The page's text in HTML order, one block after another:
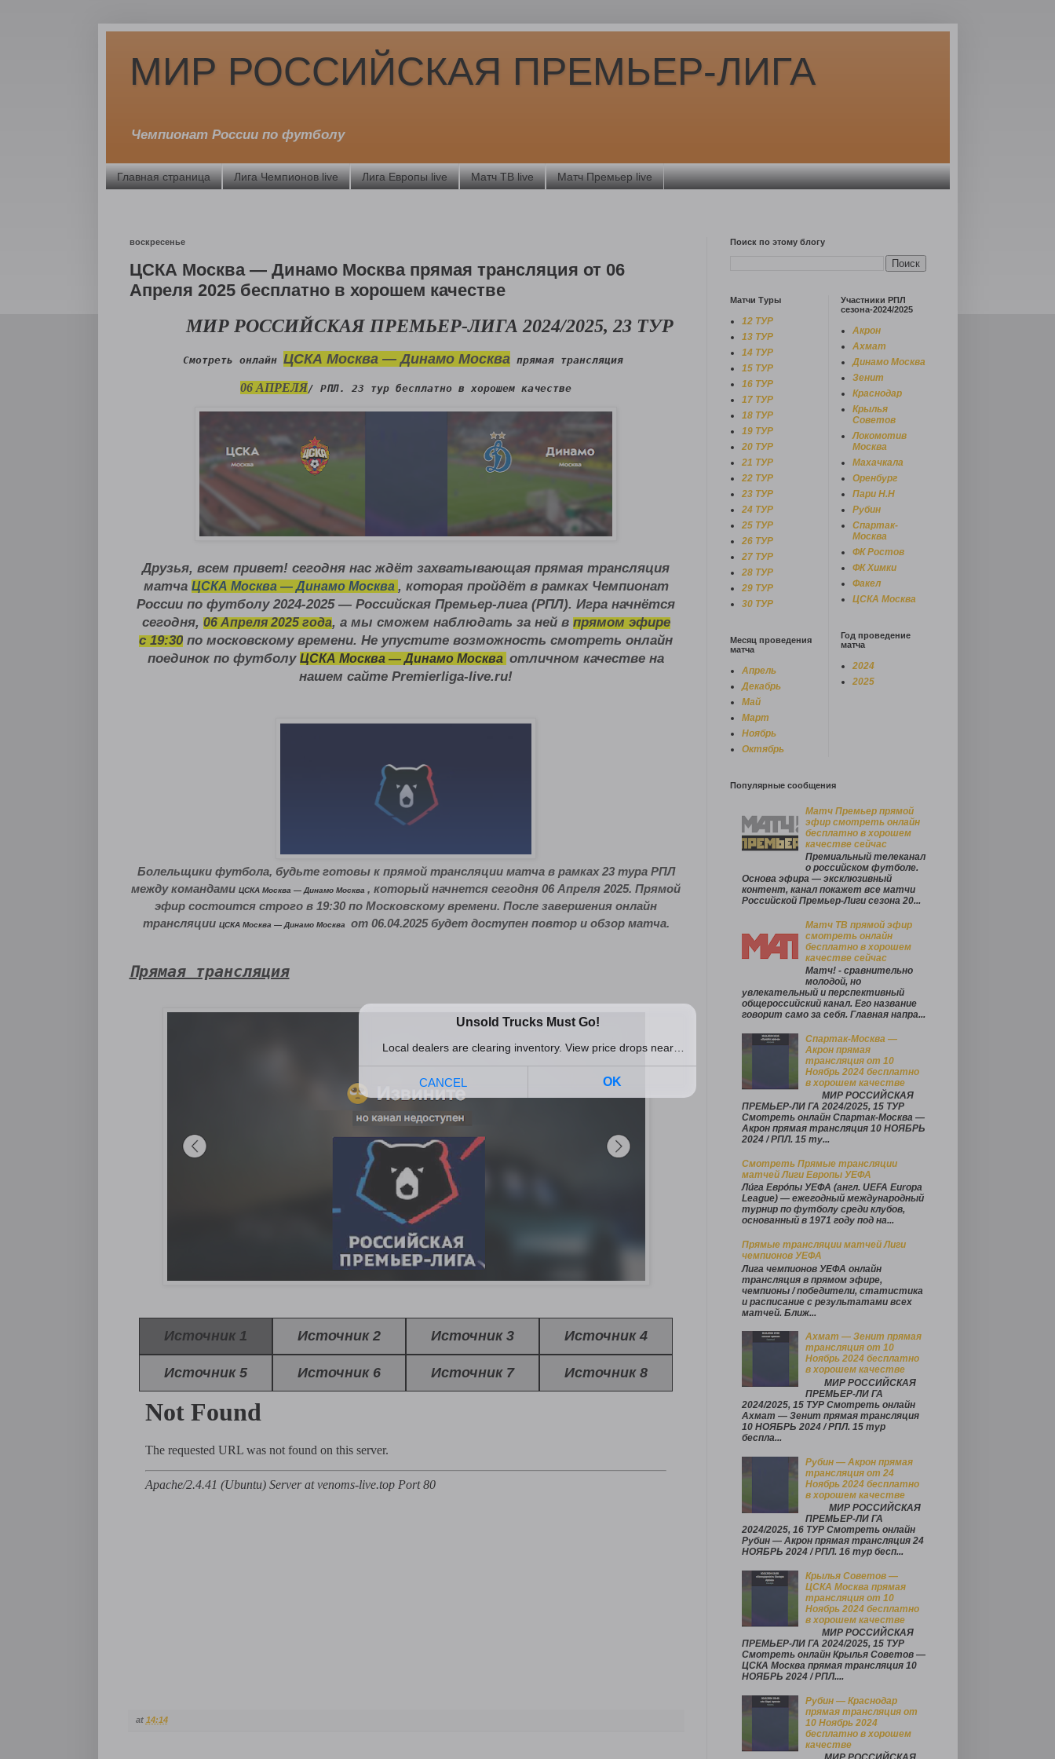
МИР РОССИЙСКАЯ ПРЕМЬЕР-ЛИГА
Чемпионат России по футболу
Главная страница Лига Чемпионов live Лига Европы live Матч ТВ live Матч Премьер live
воскресенье
ЦСКА Москва — Динамо Москва прямая трансляция от 06
Апреля 2025 бесплатно в хорошем качестве
МИР РОССИЙСКАЯ ПРЕМЬЕР-ЛИГА 2024/2025, 23 ТУР
Смотреть онлайн ЦСКА Москва — Динамо Москва прямая трансляция
06 АПРЕЛЯ/ РПЛ. 23 тур бесплатно в хорошем качестве
Друзья, всем привет! сегодня нас ждёт захватывающая прямая трансляция
матча ЦСКА Москва — Динамо Москва , которая пройдёт в рамках Чемпионат
России по футболу 2024-2025 — Российская Премьер-лига (РПЛ). Игра начнётся
сегодня, 06 Апреля2025 года, а мы сможем наблюдать за ней в прямом эфире
с 19:30 по московскому времени. Не упустите возможность смотреть онлайн
поединок по футболу ЦСКА Москва — Динамо Москва отличном качестве на
нашем сайте Premierliga-live.ru!
Болельщики футбола, будьте готовы к прямой трансляции матча в рамках 23 тура РПЛ
между командами ЦСКА Москва — Динамо Москва , который начнется сегодня 06 Апреля 2025. Прямой
эфир состоится строго в 19:30 по Московскому времени. После завершения онлайн
трансляции ЦСКА Москва — Динамо Москва от 06.04.2025 будет доступен повтор и обзор матча.
Прямая трансляция
Источник 1 Источник 2 Источник 3 Источник 4
Источник 5 Источник 6 Источник 7 Источник 8
at 14:14
Поиск по этому блогу
Матчи Туры
12 ТУР
13 ТУР
14 ТУР
15 ТУР
16 ТУР
17 ТУР
18 ТУР
19 ТУР
20 ТУР
21 ТУР
22 ТУР
23 ТУР
24 ТУР
25 ТУР
26 ТУР
27 ТУР
28 ТУР
29 ТУР
30 ТУР
Месяц проведения
матча
Апрель
Декабрь
Май
Март
Ноябрь
Октябрь
Участники РПЛ
сезона-2024/2025
Акрон
Ахмат
Динамо Москва
Зенит
Краснодар
Крылья
Советов
Локомотив
Москва
Махачкала
Оренбург
Пари Н.Н
Рубин
Спартак-
Москва
ФК Ростов
ФК Химки
Факел
ЦСКА Москва
Год проведение
матча
2024
2025
Популярные сообщения
Матч Премьер прямой
эфир смотреть онлайн
бесплатно в хорошем
качестве сейчас
Премиальный телеканал
о российском футболе.
Основа эфира — эксклюзивный
контент, канал покажет все матчи
Российской Премьер‑Лиги сезона 20...
Матч ТВ прямой эфир
смотреть онлайн
бесплатно в хорошем
качестве сейчас
Матч! - сравнительно
молодой, но
увлекательный и перспективный
общероссийский канал. Его название
говорит само за себя. Главная напра...
Спартак-Москва —
Акрон прямая
трансляция от 10
Ноябрь 2024 бесплатно
в хорошем качестве
МИР РОССИЙСКАЯ
ПРЕМЬЕР-ЛИ ГА 2024/2025, 15 ТУР
Смотреть онлайн Спартак-Москва —
Акрон прямая трансляция 10 НОЯБРЬ
2024 / РПЛ. 15 ту...
Смотреть Прямые трансляции
матчей Лиги Европы УЕФА
Ли́га Евро́пы УЕФА (англ. UEFA Europa
League) — ежегодный международный
турнир по футболу среди клубов,
основанный в 1971 году под на...
Прямые трансляции матчей Лиги
чемпионов УЕФА
Лига чемпионов УЕФА онлайн
трансляция в прямом эфире,
чемпионы / победители, статистика
и расписание с результатами всех
матчей. Ближ...
Ахмат — Зенит прямая
трансляция от 10
Ноябрь 2024 бесплатно
в хорошем качестве
МИР РОССИЙСКАЯ
ПРЕМЬЕР-ЛИ ГА
2024/2025, 15 ТУР Смотреть онлайн
Ахмат — Зенит прямая трансляция
10 НОЯБРЬ 2024 / РПЛ. 15 тур
беспла...
Рубин — Акрон прямая
трансляция от 24
Ноябрь 2024 бесплатно
в хорошем качестве
МИР РОССИЙСКАЯ
ПРЕМЬЕР-ЛИ ГА
2024/2025, 16 ТУР Смотреть онлайн
Рубин — Акрон прямая трансляция 24
НОЯБРЬ 2024 / РПЛ. 16 тур бесп...
Крылья Советов —
ЦСКА Москва прямая
трансляция от 10
Ноябрь 2024 бесплатно
в хорошем качестве
МИР РОССИЙСКАЯ
ПРЕМЬЕР-ЛИ ГА 2024/2025, 15 ТУР
Смотреть онлайн Крылья Советов —
ЦСКА Москва прямая трансляция 10
НОЯБРЬ 2024 / РПЛ....
Рубин — Краснодар
прямая трансляция от
10 Ноябрь 2024
бесплатно в хорошем
качестве